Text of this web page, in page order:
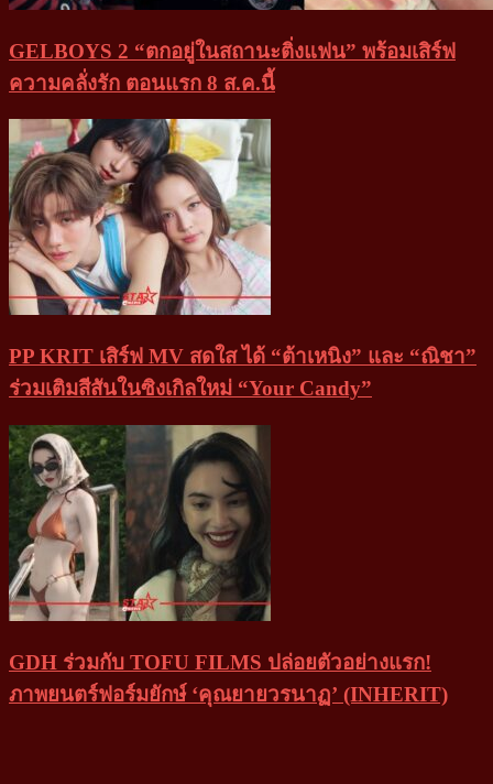
GELBOYS 2 “ตกอยู่ในสถานะติ่งแฟน” พร้อมเสิร์ฟ
ความคลั่งรัก ตอนแรก 8 ส.ค.นี้
PP KRIT เสิร์ฟ MV สดใส ได้ “ต้าเหนิง” และ “ณิชา”
ร่วมเติมสีสันในซิงเกิลใหม่ “Your Candy”
GDH ร่วมกับ TOFU FILMS ปล่อยตัวอย่างแรก!
ภาพยนตร์ฟอร์มยักษ์ ‘คุณยายวรนาฏ’ (INHERIT)